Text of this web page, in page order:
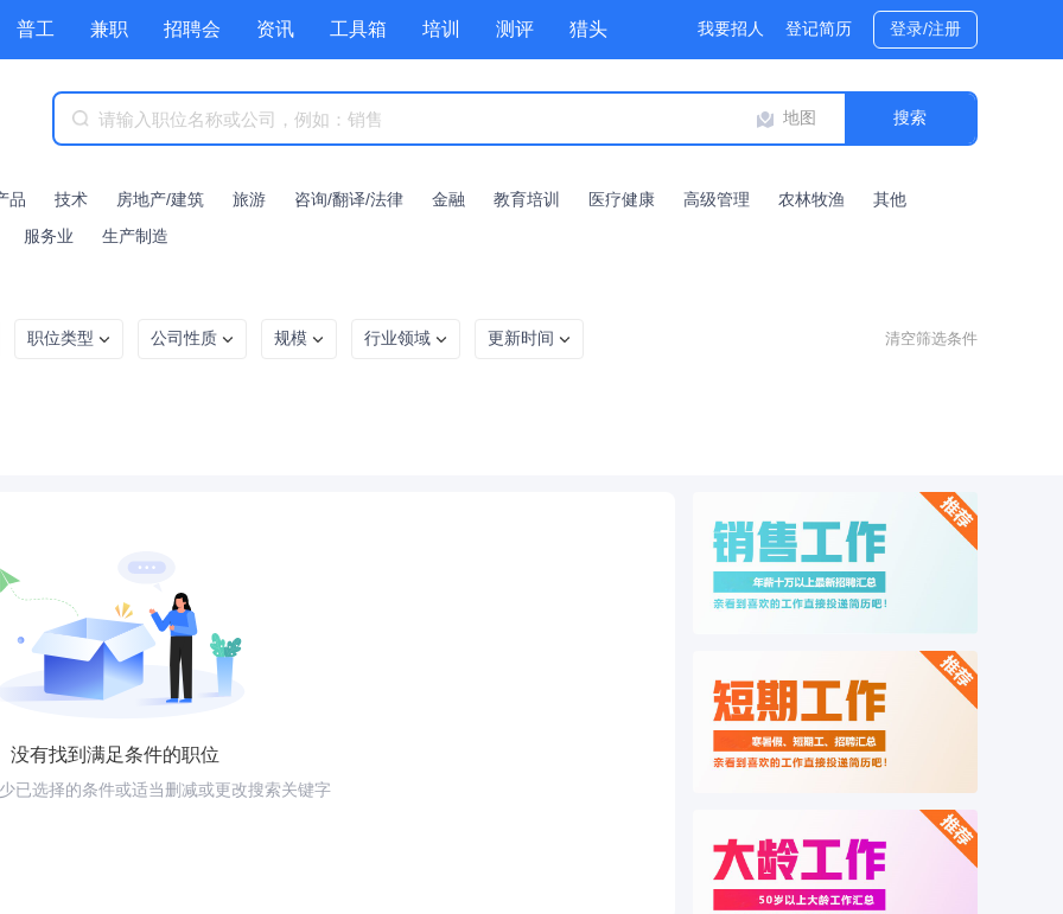
普工 兼职 招聘会 资讯 工具箱 培训 测评 猎头 我要招人 登记简历 登录/注册
地图
品 技术 房地产/建筑 旅游 咨询/翻译/法律 金融 教育培训 医疗健康 高级管理 农林牧渔
其他
服务业 生产制造
职位类型 公司性质 规模 行业领域 更新时间 清空筛选条件
没有找到满足条件的职位
已选择的条件或适当删减或更改搜索关键字